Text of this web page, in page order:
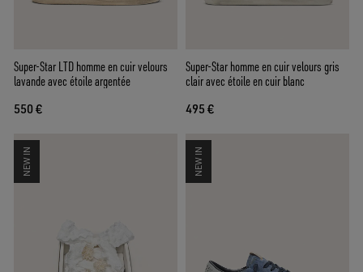
Super-Star LTD homme en cuir velours
lavande avec étoile argentée
550 €
Super-Star homme en cuir velours gris
clair avec étoile en cuir blanc
495 €
NEW IN NEW IN